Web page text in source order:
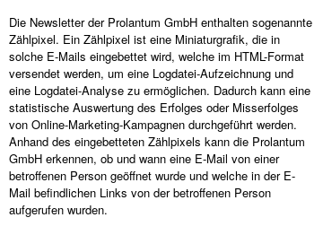
Die Newsletter der Prolantum GmbH enthalten sogenannte
Zählpixel. Ein Zählpixel ist eine Miniaturgrafik, die in
solche E-Mails eingebettet wird, welche im HTML-Format
versendet werden, um eine Logdatei-Aufzeichnung und
eine Logdatei-Analyse zu ermöglichen. Dadurch kann eine
statistische Auswertung des Erfolges oder Misserfolges
von Online-Marketing-Kampagnen durchgeführt werden.
Anhand des eingebetteten Zählpixels kann die Prolantum
GmbH erkennen, ob und wann eine E-Mail von einer
betroffenen Person geöffnet wurde und welche in der E-
Mail befindlichen Links von der betroffenen Person
aufgerufen wurden.